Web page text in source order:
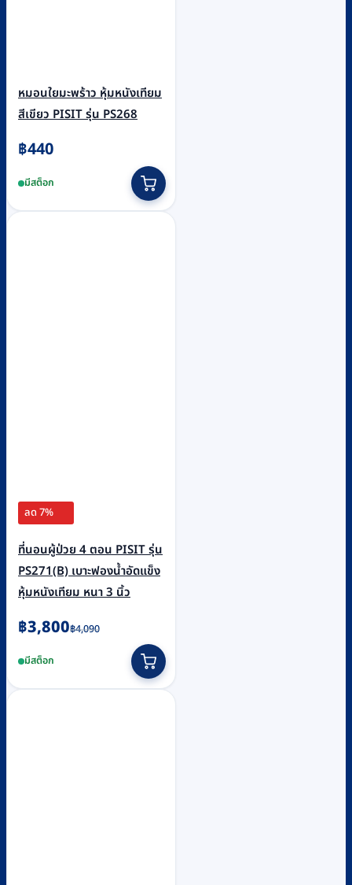
หมอนใยมะพร้าว หุ้มหนังเทียม
สีเขียว PISIT รุ่น PS268
฿440
มีสต็อก
ลด 7%
ที่นอนผู้ป่วย 4 ตอน PISIT รุ่น
PS271(B) เบาะฟองน้ำอัดแข็ง
หุ้มหนังเทียม หนา 3 นิ้ว
฿4,090
Original
was:
฿4,090.
฿3,800
Current
is:
฿3,800.
มีสต็อก